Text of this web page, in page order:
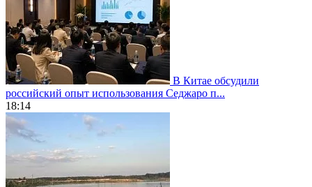
В Китае обсудили
российский опыт использования Седжаро п...
18:14